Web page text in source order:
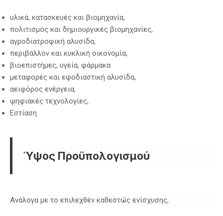
υλικά, κατασκευές και βιομηχανία,
πολιτισμός και δημιουργικές βιομηχανίες,
αγροδιατροφική αλυσίδα,
περιβάλλον και κυκλική οικονομία,
βιοεπιστήμες, υγεία, φάρμακα
μεταφορές και εφοδιαστική αλυσίδα,
αειφόρος ενέργεια,
ψηφιακές τεχνολογίες,
Εστίαση
Ύψος Προϋπολογισμού
Ανάλογα με το επιλεχθέν καθεστώς ενίσχυσης,